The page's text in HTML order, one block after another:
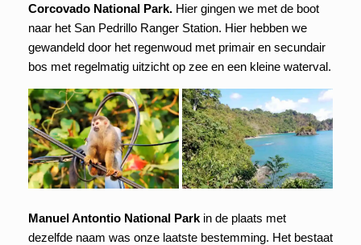
Corcovado National Park. Hier gingen we met de boot
naar het San Pedrillo Ranger Station. Hier hebben we
gewandeld door het regenwoud met primair en secundair
bos met regelmatig uitzicht op zee en een kleine waterval.
Manuel Antontio National Park in de plaats met
dezelfde naam was onze laatste bestemming. Het bestaat